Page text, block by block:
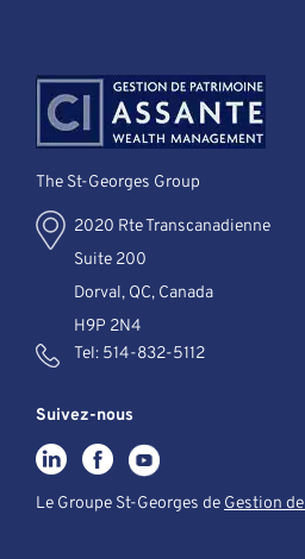
The St-Georges Group
2020 Rte Transcanadienne
Suite 200
Dorval, QC, Canada
H9P 2N4
Tel: 514-832-5112
Suivez-nous
Le Groupe St-Georges de Gestion